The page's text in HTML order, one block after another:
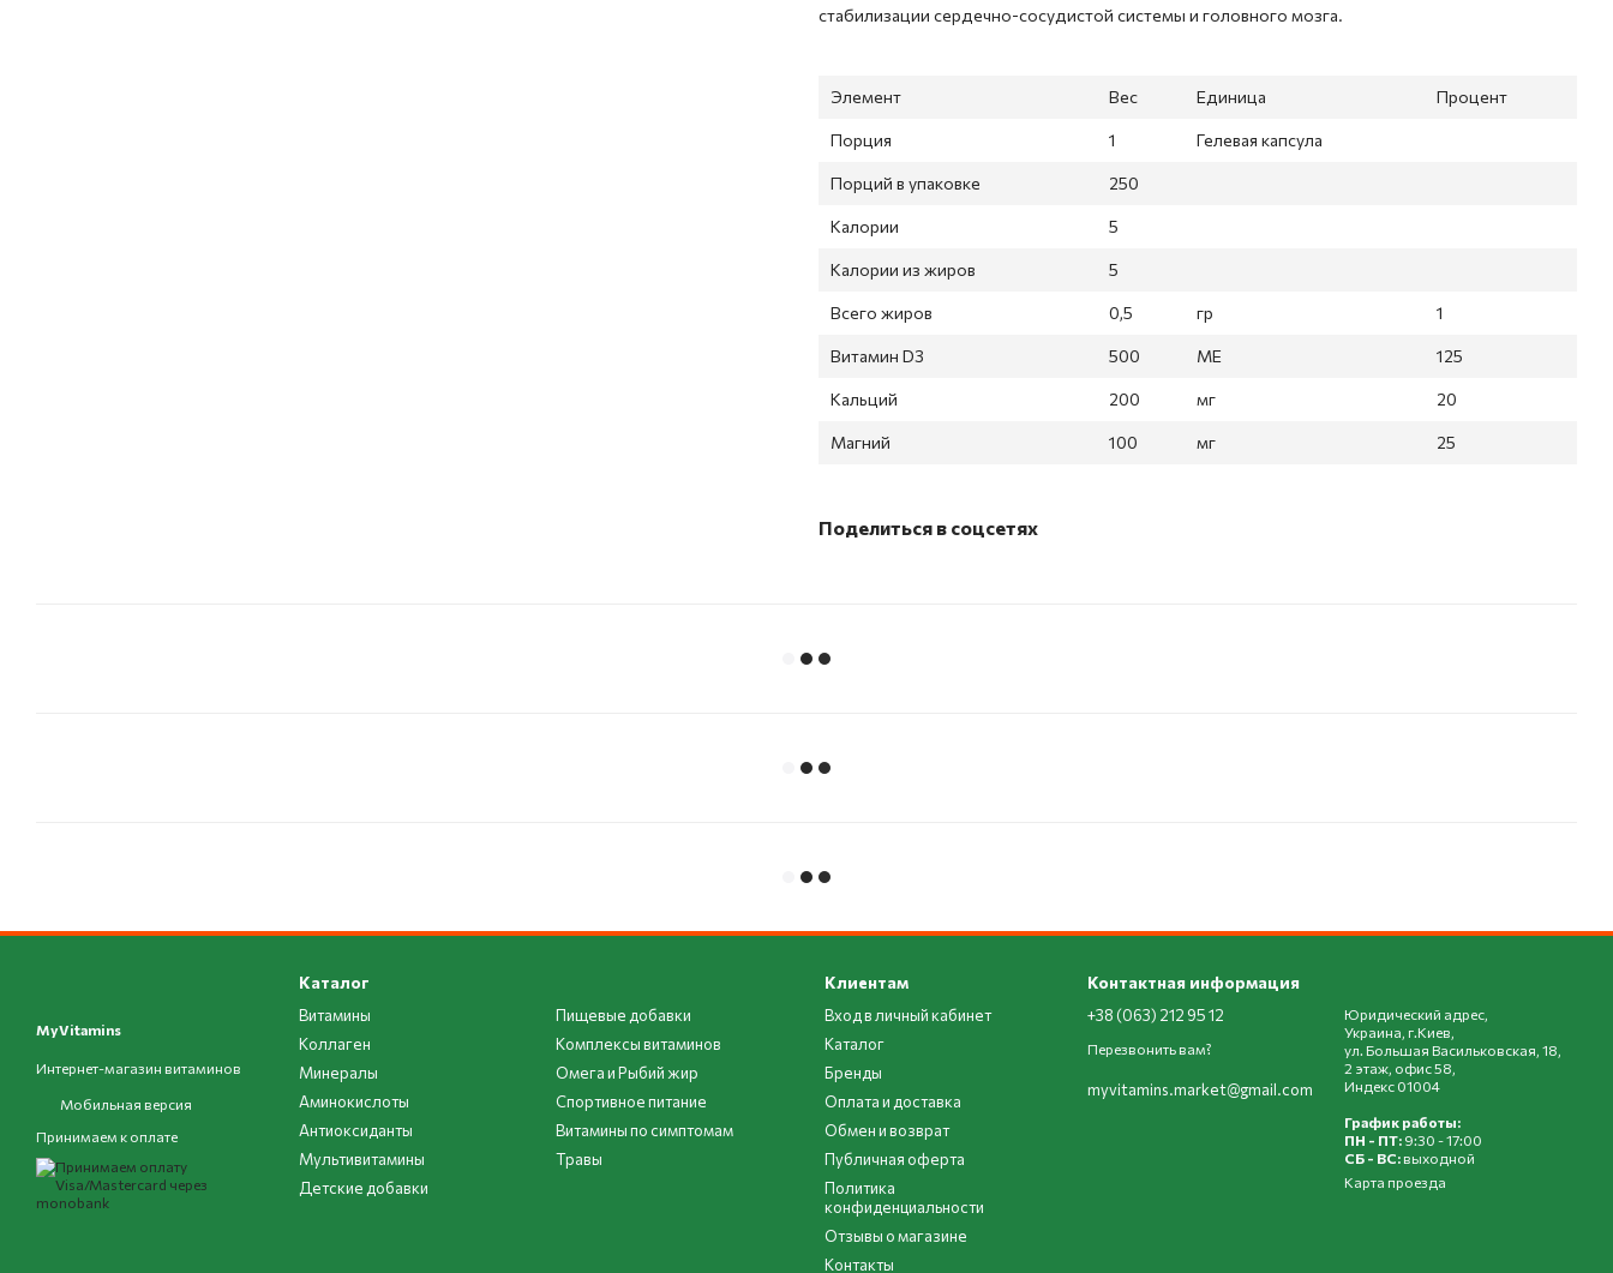
стабилизации сердечно-сосудистой системы и головного мозга.
Элемент Вес Единица Процент
Порция 1 Гелевая капсула
Порций в упаковке 250
Калории 5
Калории из жиров 5
Всего жиров 0,5 гр 1
Витамин D3 500 МЕ 125
Кальций 200 мг 20
Магний 100 мг 25
Поделиться в соцсетях
MyVitamins
Интернет-магазин витаминов
Мобильная версия
Принимаем к оплате
Каталог
Витамины
Коллаген
Минералы
Аминокислоты
Антиоксиданты
Мультивитамины
Детские добавки
Пищевые добавки
Комплексы витаминов
Омега и Рыбий жир
Спортивное питание
Витамины по симптомам
Травы
Клиентам
Вход в личный кабинет
Каталог
Бренды
Оплата и доставка
Обмен и возврат
Публичная оферта
Политика
конфиденциальности
Отзывы о магазине
Контакты
Контактная информация
+38 (063) 212 95 12
Перезвонить вам?
myvitamins.market@gmail.com
Юридический адрес,
Украина, г.Киев,
ул. Большая Васильковская, 18,
2 этаж, офис 58,
Индекс 01004
График работы:
ПН - ПТ: 9:30 - 17:00
СБ - ВС: выходной
Карта проезда